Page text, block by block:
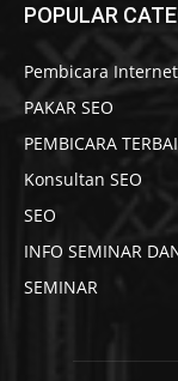
POPULAR
Pembicara
PAKAR SEO
PEMBICARA
Konsultan SEO
SEO
INFO SEMINAR
SEMINAR